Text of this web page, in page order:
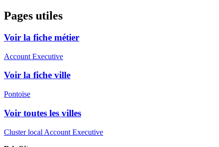
Pages utiles
Voir la fiche métier
Account Executive
Voir la fiche ville
Pontoise
Voir toutes les villes
Cluster local Account Executive